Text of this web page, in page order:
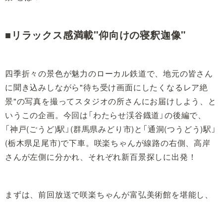
■リラックス感満載"仰向けの寝釈迦像"
四季折々の景色が魅力のローカル鉄道で、地元の皆さん
に聞き込みしながら"待ち受け画面にしたくなるレア絶
景"の写真を撮ってスタジオの所さんにお届けしよう、と
いうこの企画。今回は「わたらせ渓谷鐡道」の後編で、
「神戸(ごうど)駅」(群馬県みどり市)と「通洞(つうどう)駅」
(栃木県足尾市)で下車。咲楽ちゃんが線路の右側、高岸
さんが左側に分かれ、それぞれ新百景探しに出発！
まずは、前回放送で咲楽ちゃんが富弘美術館を堪能し、